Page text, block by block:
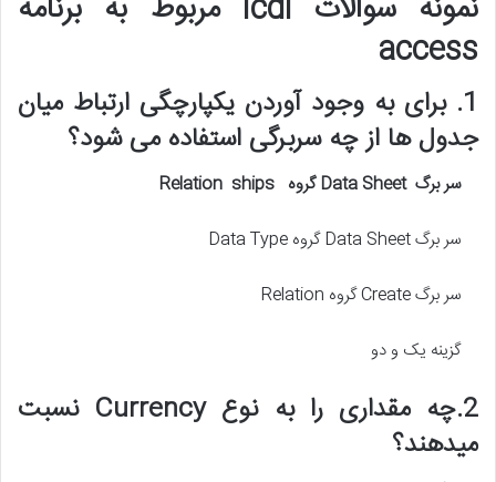
access
1. برای به وجود آوردن یکپارچگی ارتباط میان
جدول ها از چه سربرگی استفاده می شود؟
سر برگData Sheetگروه Relation ships
سر برگ Data Sheet گروه Data Type
سر برگ Create گروه Relation
گزینه یک و دو
2.چه مقداری را به نوع Currency نسبت
میدهند؟